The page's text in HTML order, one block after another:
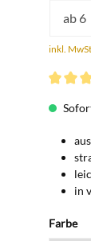
ab 6
inkl.
in
Farbe